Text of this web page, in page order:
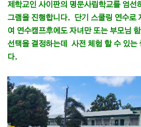
제학교인 사이판의 명문사립학교를 엄선
그램을 진행합니다. 단기 스쿨링 연수로
여 연수캠프후에도 자녀만 또는 부모님
선택을 결정하는데 사전 체험 할 수 있는
다.